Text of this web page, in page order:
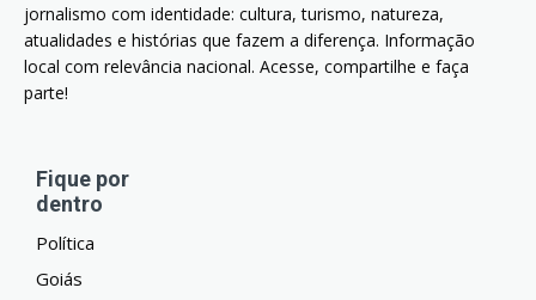
jornalismo com identidade: cultura, turismo, natureza,
atualidades e histórias que fazem a diferença. Informação
local com relevância nacional. Acesse, compartilhe e faça
parte!
Fique por
dentro
Política
Goiás